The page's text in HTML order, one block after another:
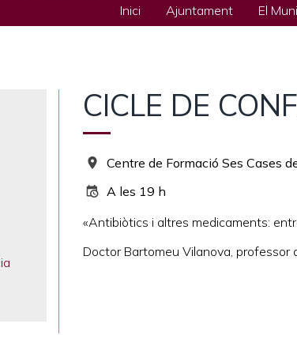
Inici Ajuntament El
CICLE DE
Centre de Formació Ses Cases
A les 19 h
«Antibiòtics i altres medicaments:
Doctor Bartomeu Vilanova, professor